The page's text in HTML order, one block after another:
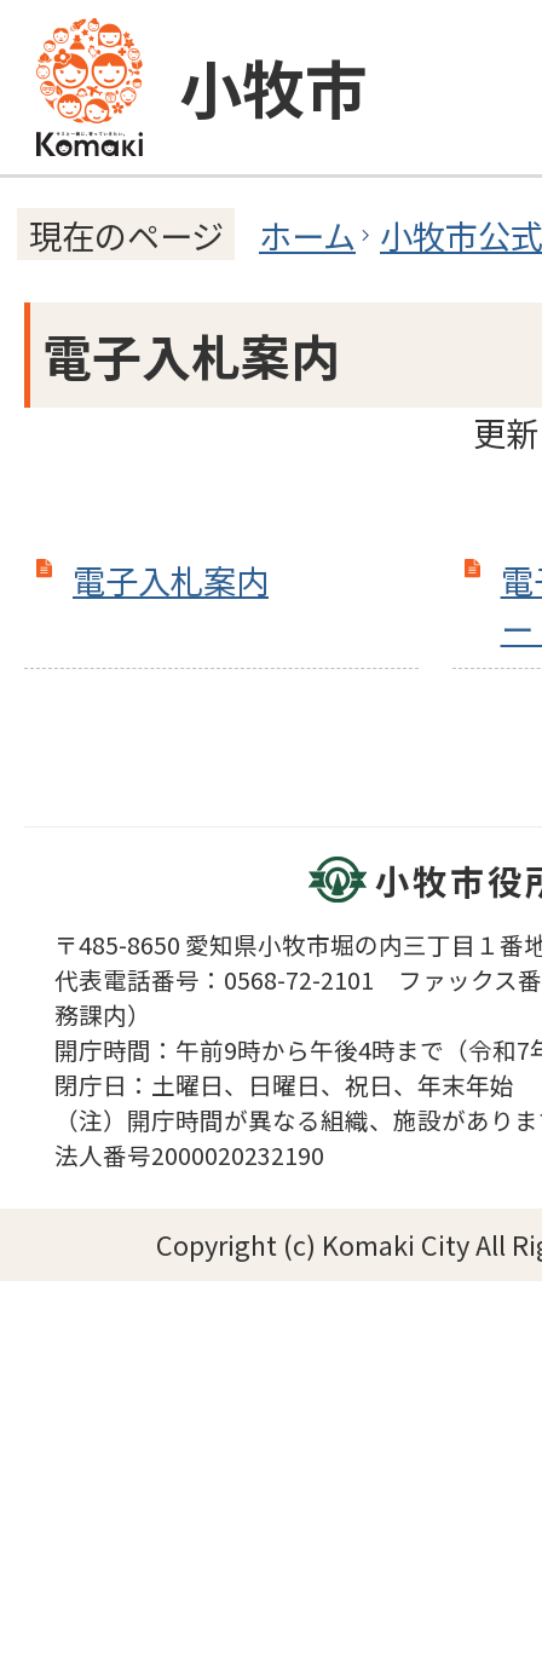
小牧市
現在のページ ホーム 小牧市公
電子入札案内
更
電子入札案内
小牧市役
〒485-8650 愛知県小牧市堀の内三丁目１番
代表電話番号：0568-72-2101 ファックス
務課内）
開庁時間：午前9時から午後4時まで（令
閉庁日：土曜日、日曜日、祝日、年末年始
（注）開庁時間が異なる組織、施設があり
法人番号2000020232190
Copyright (c) Komaki City All